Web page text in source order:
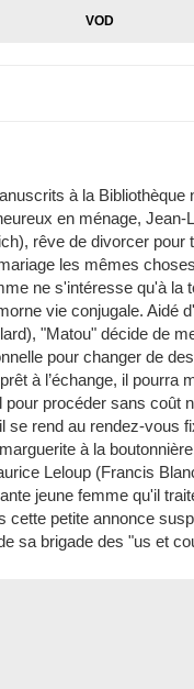
VOD
à la Bibliothèque
en ménage, Jean-
rêve de divorcer pour
les mêmes
ne s'intéresse qu'à la
vie conjugale. Aidé
"Matou" décide de
pour changer de
à l’échange, il pourra
procéder sans coût
se rend au rendez-vous
à la
Leloup (Francis
jeune femme qu'il
cette petite annonce
sa brigade des "us et